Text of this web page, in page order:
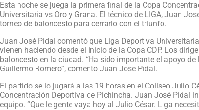
Esta noche se juega la primera final de la Copa
Universitaria vs Oro y Grana. El técnico de LIGA, Juan
torneo de baloncesto para cerrarlo con el triunfo.
Juan José Pidal comentó que Liga Deportiva
vienen haciendo desde el inicio de la Copa CDP. Los
baloncesto en la ciudad. “Ha sido importante el apoyo de
Guillermo Romero”, comentó Juan José Pidal.
El partido se lo jugará a las 19 horas en el Coliseo Julio
Concentración Deportiva de Pichincha. Juan José Pidal
equipo. “Que le gente vaya hoy al Julio César. Liga